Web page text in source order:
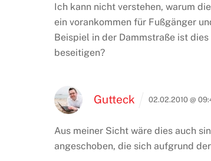
Ich kann nicht verstehen, warum
ein vorankommen für Fußgänger
Beispiel in der Dammstraße ist
beseitigen?
Gutteck 02.02.2010 @
Aus meiner Sicht wäre dies auch
angeschoben, die sich aufgrund